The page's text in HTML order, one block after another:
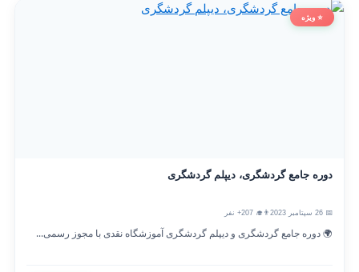
⭐ ویژه
دوره جامع گردشگری، دیپلم گردشگری
👨‍🎓 207+ نفر
🌍 دوره جامع گردشگری و دیپلم گردشگری آموزشگاه نقدی با مجوز رسمی...